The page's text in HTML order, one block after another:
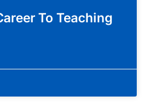
To Teaching